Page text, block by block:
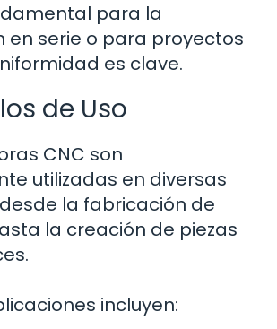
para la
en serie o para proyectos
es clave.
de Uso
CNC son
utilizadas en diversas
la fabricación de
la creación de piezas
incluyen: